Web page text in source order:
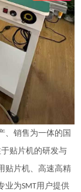
、销售为一体的国
贴片机的研发与
贴片机、高速高精
业为SMT用户提供